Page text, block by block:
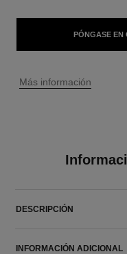
PÓNGASE EN
↩
Más información
DESCRIPCIÓN
INFORMACIÓN ADICIONAL